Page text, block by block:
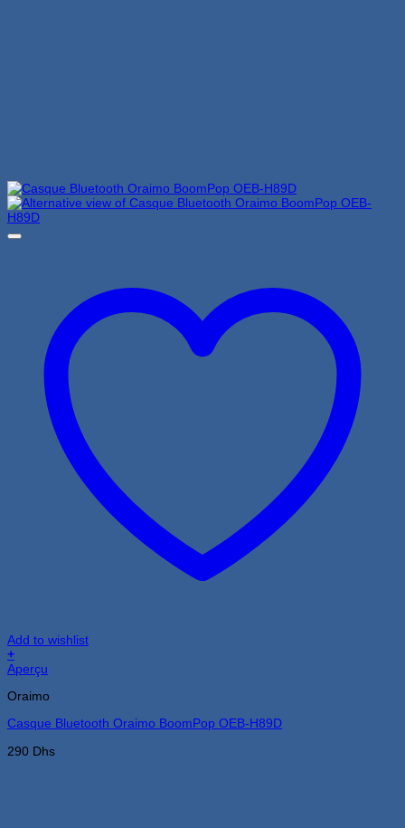
Add to wishlist
+
Aperçu
Oraimo
Casque Bluetooth Oraimo BoomPop OEB-H89D
290 Dhs